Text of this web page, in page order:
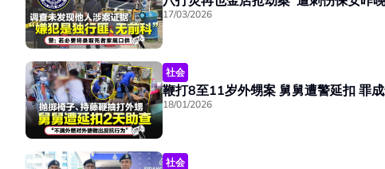
17/03/2026
社会
鞭打8至11
18/01/2026
社会